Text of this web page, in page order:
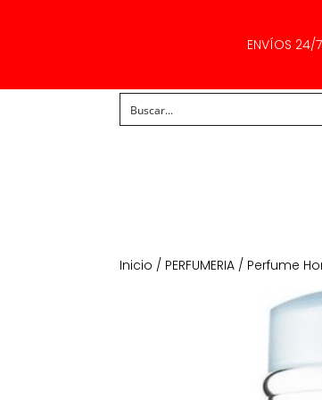
ENVÍOS 24/
Inicio / PERFUMERIA / Perfume